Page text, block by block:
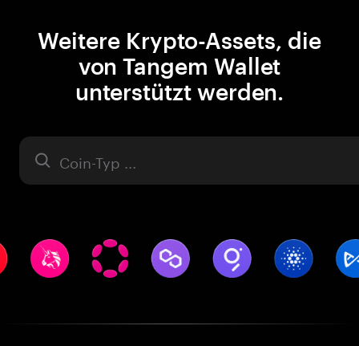
Weitere Krypto-Assets, die
von Tangem Wallet
unterstützt werden.
Asset